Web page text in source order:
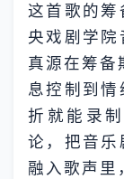
这首歌的筹
央戏剧学
真源在筹
息控制到
折就能录
论，把音乐
融入歌声里